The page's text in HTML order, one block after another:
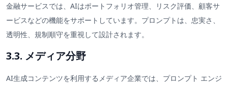
金融サービスでは、AIはポートフォリオ管理、リスク評価、顧客サ
ービスなどの機能をサポートしています。プロンプトは、忠実さ、
透明性、規制順守を重視して設計されます。
3.3. メディア分野
AI生成コンテンツを利用するメディア企業では、プロンプト エンジ